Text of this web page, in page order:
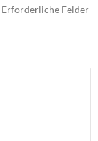
Erforderliche Felder